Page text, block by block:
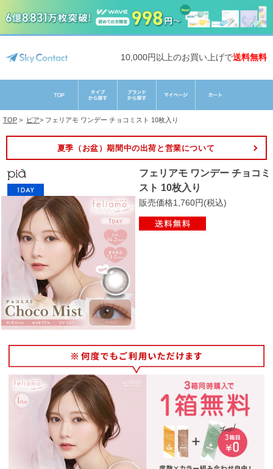
10,000円以上のお買い上げで送料無料
TOP > ピア> フェリアモ ワンデー チョコミスト 10枚入り
夏季（お盆）期間中の出荷と営業について
フェリアモ ワンデー チョコミ
スト 10枚入り
販売価格1,760円(税込)